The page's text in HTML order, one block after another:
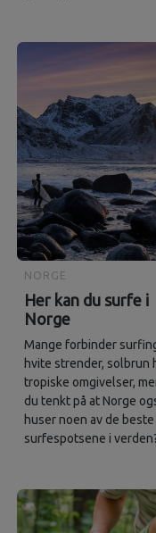
NORGE
Her kan du surfe i
Norge
Mange forbinder
hvite strender, solbrun
tropiske omgivelser,
du tenkt på at Norge
huser noen av de beste
surfespotsene i